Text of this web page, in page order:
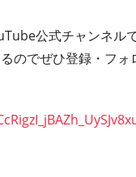
公式チャンネル
のでぜひ登録・フォ